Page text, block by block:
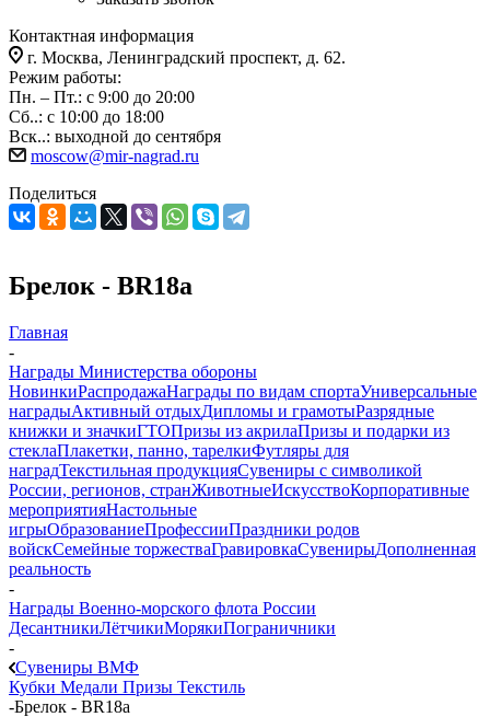
Контактная информация
г. Москва, Ленинградский проспект, д. 62.
Режим работы:
Пн. – Пт.: с 9:00 до 20:00
Сб..: с 10:00 до 18:00
Вск..: выходной до сентября
moscow@mir-nagrad.ru
Поделиться
Брелок - BR18a
Главная
-
Награды Министерства обороны
НовинкиРаспродажаНаграды по видам спортаУниверсальные
наградыАктивный отдыхДипломы и грамотыРазрядные
книжки и значкиГТОПризы из акрилаПризы и подарки из
стеклаПлакетки, панно, тарелкиФутляры для
наградТекстильная продукцияСувениры с символикой
России, регионов, странЖивотныеИскусствоКорпоративные
мероприятияНастольные
игрыОбразованиеПрофессииПраздники родов
войскСемейные торжестваГравировкаСувенирыДополненная
реальность
-
Награды Военно-морского флота России
ДесантникиЛётчикиМорякиПограничники
-
Сувениры ВМФ
Кубки Медали Призы Текстиль
-Брелок - BR18a